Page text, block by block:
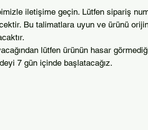
iletişime geçin. Lütfen sipariş
Bu talimatlara uyun ve ürünü
lütfen ürünün hasar
7 gün içinde başlatacağız.